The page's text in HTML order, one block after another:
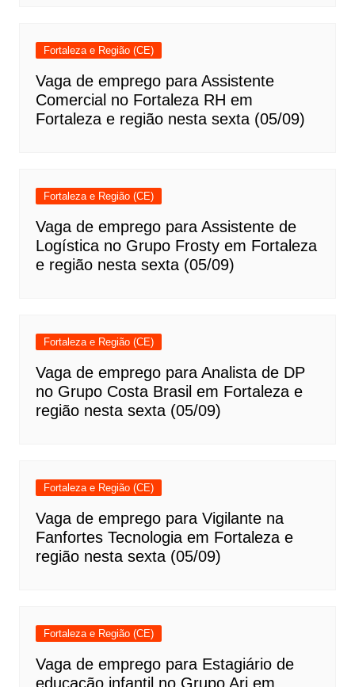
Fortaleza e Região (CE)
Vaga de emprego para Assistente
Comercial no Fortaleza RH em
Fortaleza e região nesta sexta (05/09)
Fortaleza e Região (CE)
Vaga de emprego para Assistente de
Logística no Grupo Frosty em Fortaleza
e região nesta sexta (05/09)
Fortaleza e Região (CE)
Vaga de emprego para Analista de DP
no Grupo Costa Brasil em Fortaleza e
região nesta sexta (05/09)
Fortaleza e Região (CE)
Vaga de emprego para Vigilante na
Fanfortes Tecnologia em Fortaleza e
região nesta sexta (05/09)
Fortaleza e Região (CE)
Vaga de emprego para Estagiário de
educação infantil no Grupo Ari em